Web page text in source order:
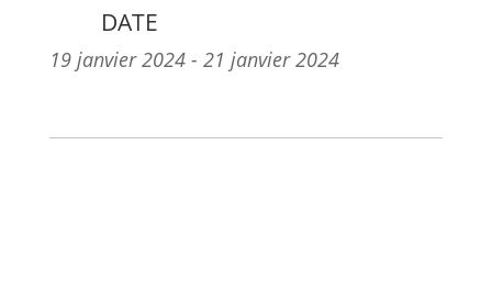
DATE
19 janvier 2024- 21 janvier 2024